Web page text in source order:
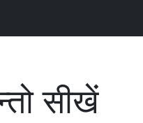
सीखें